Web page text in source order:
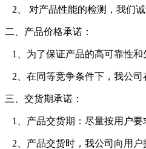
2、 对产品性能的检测，我们
二、产品价格承诺：
1、为了保证产品的高可靠性和
2、在同等竞争条件下，我公司
三、交货期承诺：
1、产品交货期：尽量按用户要
2、产品交货时，我公司向用户